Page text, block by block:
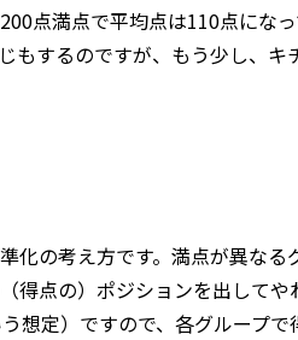
点満点で平均点は110点にな
もするのですが、もう少し、
化の考え方です。満点が異な
得点の）ポジションを出して
想定）ですので、各グループ